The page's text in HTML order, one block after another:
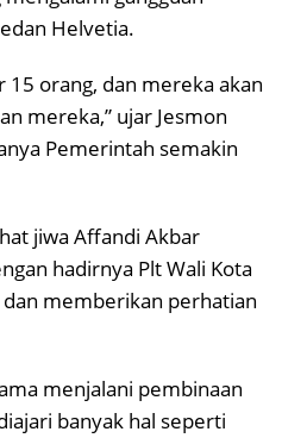
Helvetia.
15 orang, dan mereka akan
mereka,” ujar Jesmon
Pemerintah semakin
jiwa Affandi Akbar
hadirnya Plt Wali Kota
memberikan perhatian
menjalani pembinaan
banyak hal seperti